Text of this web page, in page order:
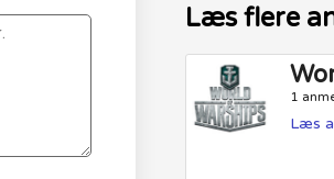
Læs flere
1
Læs